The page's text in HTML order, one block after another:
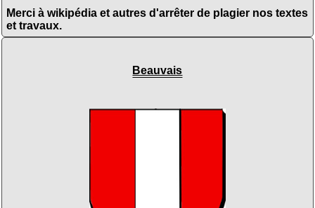
Merci à wikipédia et autres d'arrêter de plagier nos textes
et travaux.
Beauvais